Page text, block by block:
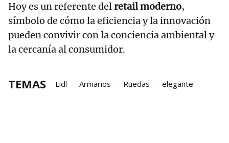
Hoy es un referente delretail moderno,
símbolo de cómo la eficiencia y la innovación
pueden convivir con la conciencia ambiental y
la cercanía al consumidor.
TEMAS Lidl Armarios Ruedas elegante